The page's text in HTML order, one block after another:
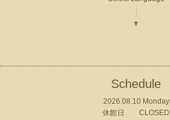
▼
Schedule
2026.08.10 Monday
休館日 CLOSED